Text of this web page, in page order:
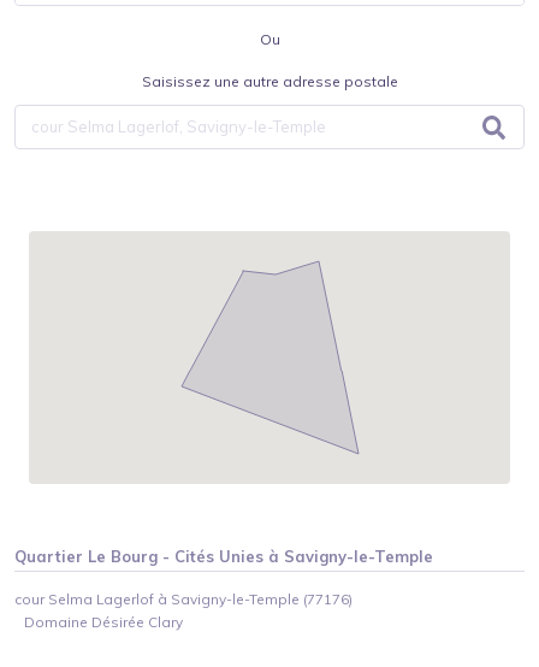
Ou
Saisissez une autre adresse postale
Quartier Le Bourg - Cités Unies à Savigny-le-Temple
cour Selma Lagerlof à Savigny-le-Temple (77176)
Domaine Désirée Clary